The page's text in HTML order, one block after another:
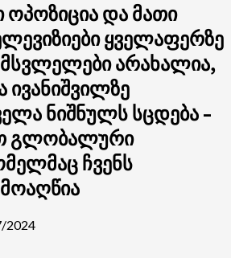
და მათი
ყველაფერზე
არახალია,
ივანიშვილზე
ნიშნულს სცდება –
გლობალური
ჩვენს
2024